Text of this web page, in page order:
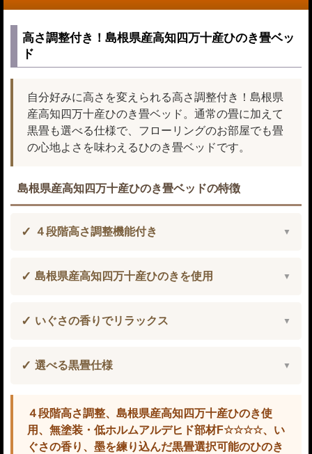
高さ調整付き！島根県産高知四万十産ひのき畳ベッ
ド
自分好みに高さを変えられる高さ調整付き！島根県
産高知四万十産ひのき畳ベッド。通常の畳に加えて
黒畳も選べる仕様で、フローリングのお部屋でも畳
の心地よさを味わえるひのき畳ベッドです。
島根県産高知四万十産ひのき畳ベッドの特徴
４段階高さ調整機能付き
島根県産高知四万十産ひのきを使用
いぐさの香りでリラックス
選べる黒畳仕様
４段階高さ調整、島根県産高知四万十産ひのき使
用、無塗装・低ホルムアルデヒド部材F☆☆☆☆、い
ぐさの香り、墨を練り込んだ黒畳選択可能のひのき